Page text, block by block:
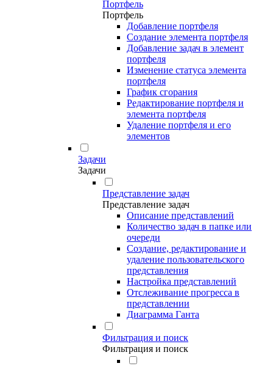
Портфель
Портфель
Добавление портфеля
Создание элемента портфеля
Добавление задач в элемент
портфеля
Изменение статуса элемента
портфеля
График сгорания
Редактирование портфеля и
элемента портфеля
Удаление портфеля и его
элементов
Задачи
Задачи
Представление задач
Представление задач
Описание представлений
Количество задач в папке или
очереди
Создание, редактирование и
удаление пользовательского
представления
Настройка представлений
Отслеживание прогресса в
представлении
Диаграмма Ганта
Фильтрация и поиск
Фильтрация и поиск